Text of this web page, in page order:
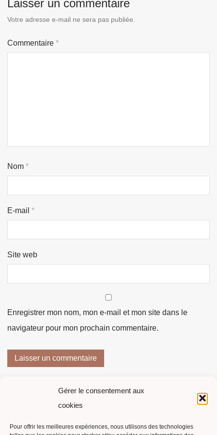
Gérer le consentement aux
cookies
Pour offrir les meilleures expériences, nous utilisons des technologies
Laisser un commentaire
Votre adresse e-mail ne sera pas publiée.
Commentaire *
Nom *
E-mail *
Site web
Enregistrer mon nom, mon e-mail et mon site dans le
navigateur pour mon prochain commentaire.